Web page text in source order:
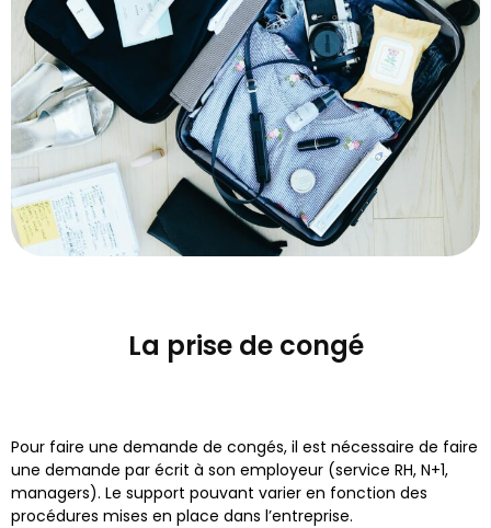
La prise de congé
Pour faire une demande de congés, il est nécessaire de faire
une demande par écrit à son employeur (service RH, N+1,
managers). Le support pouvant varier en fonction des
procédures mises en place dans l’entreprise.